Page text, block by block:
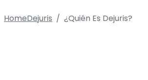
HomeDejuris / ¿Quién Es Dejuris?